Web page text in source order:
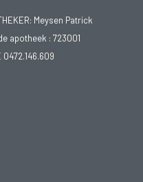
Meysen Patrick
apotheek : 723001
0472.146.609